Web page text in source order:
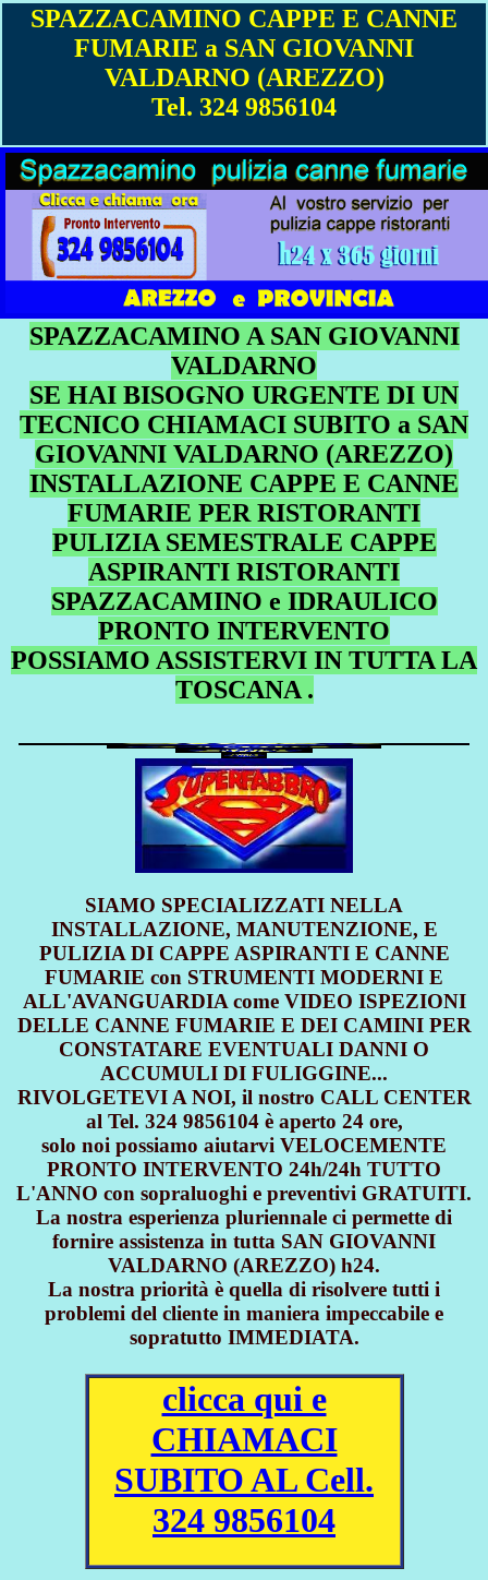
SPAZZACAMINO CAPPE E CANNE
FUMARIE a SAN GIOVANNI
VALDARNO (AREZZO)
Tel. 324 9856104
SPAZZACAMINO A SAN GIOVANNI
VALDARNO
SE HAI BISOGNO URGENTE DI UN
TECNICO CHIAMACI SUBITO a SAN
GIOVANNI VALDARNO (AREZZO)
INSTALLAZIONE CAPPE E CANNE
FUMARIE PER RISTORANTI
PULIZIA SEMESTRALE CAPPE
ASPIRANTI RISTORANTI
SPAZZACAMINO e IDRAULICO
PRONTO INTERVENTO
POSSIAMO ASSISTERVI IN TUTTA LA
TOSCANA .
SIAMO SPECIALIZZATI NELLA
INSTALLAZIONE, MANUTENZIONE, E
PULIZIA DI CAPPE ASPIRANTI E CANNE
FUMARIE con STRUMENTI MODERNI E
ALL'AVANGUARDIA come VIDEO ISPEZIONI
DELLE CANNE FUMARIE E DEI CAMINI PER
CONSTATARE EVENTUALI DANNI O
ACCUMULI DI FULIGGINE...
RIVOLGETEVI A NOI, il nostro CALL CENTER
al Tel. 324 9856104 è aperto 24 ore,
solo noi possiamo aiutarvi VELOCEMENTE
PRONTO INTERVENTO 24h/24h TUTTO
L'ANNO con sopraluoghi e preventivi GRATUITI.
La nostra esperienza pluriennale ci permette di
fornire assistenza in tutta SAN GIOVANNI
VALDARNO (AREZZO) h24.
La nostra priorità è quella di risolvere tutti i
problemi del cliente in maniera impeccabile e
sopratutto IMMEDIATA.
clicca qui e
CHIAMACI
SUBITO AL Cell.
324 9856104